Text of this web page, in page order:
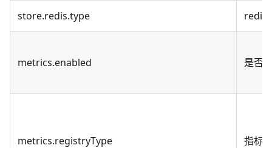
store.redis.type redis
metrics.enabled 是否
metrics.registryType 指标